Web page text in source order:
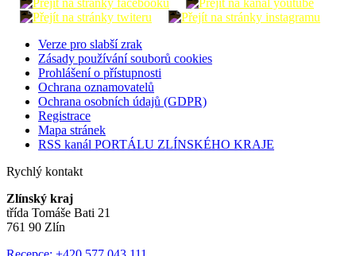
Verze pro slabší zrak
Zásady používání souborů cookies
Prohlášení o přístupnosti
Ochrana oznamovatelů
Ochrana osobních údajů (GDPR)
Registrace
Mapa stránek
RSS kanál PORTÁLU ZLÍNSKÉHO KRAJE
Rychlý kontakt
Zlínský kraj
třída Tomáše Bati 21
761 90 Zlín